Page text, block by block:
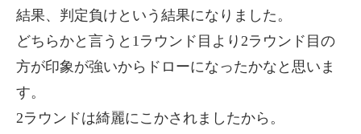
結果、判定負けという結果になりました。
どちらかと言うと1ラウンド目より2ラウンド目の
方が印象が強いからドローになったかなと思いま
す。
2ラウンドは綺麗にこかされましたから。